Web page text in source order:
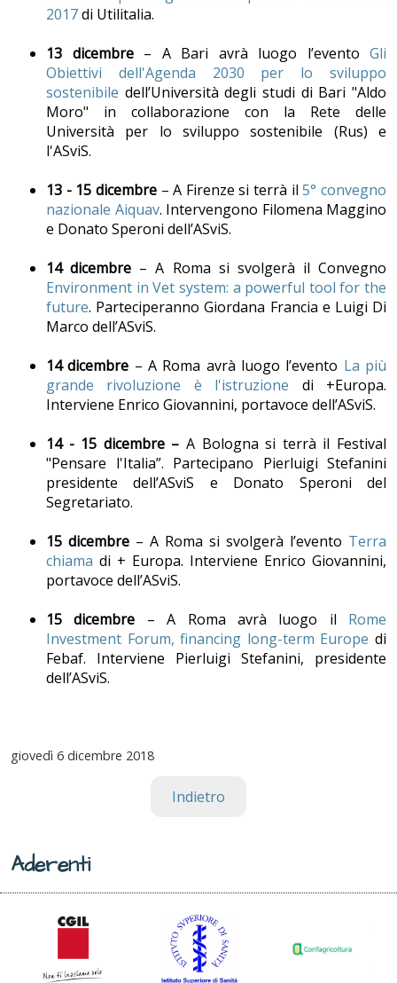
2017di Utilitalia.
13 dicembre – A Bari avrà luogo l’evento Gli
Obiettivi dell'Agenda 2030 per lo sviluppo
sostenibile dell’Università degli studi di Bari "Aldo
Moro" in collaborazione con la Rete delle
Università per lo sviluppo sostenibile (Rus) e
l'ASviS.
13 - 15 dicembre – A Firenze si terrà il5° convegno
nazionale Aiquav. Intervengono Filomena Maggino
e Donato Speroni dell’ASviS.
14 dicembre – A Roma si svolgerà il Convegno
Environment in Vet system: a powerful tool for the
future. Parteciperanno Giordana Francia e Luigi Di
Marco dell’ASviS.
14 dicembre – A Roma avrà luogo l’evento La più
grande rivoluzione è l'istruzione di +Europa.
Interviene Enrico Giovannini, portavoce dell’ASviS.
14 - 15 dicembre – A Bologna si terrà il Festival
"Pensare l'Italia”. Partecipano Pierluigi Stefanini
presidente dell’ASviS e Donato Speroni del
Segretariato.
15 dicembre – A Roma si svolgerà l’evento Terra
chiama di + Europa. Interviene Enrico Giovannini,
portavoce dell’ASviS.
15 dicembre – A Roma avrà luogo il Rome
Investment Forum, financing long-term Europe di
Febaf. Interviene Pierluigi Stefanini, presidente
dell’ASviS.
giovedì 6 dicembre 2018
Indietro
Aderenti